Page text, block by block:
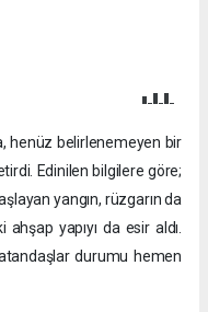
henüz belirlenemeyen bir
Edinilen bilgilere göre;
yangın, rüzgarın da
yapıyı da esir aldı.
durumu hemen